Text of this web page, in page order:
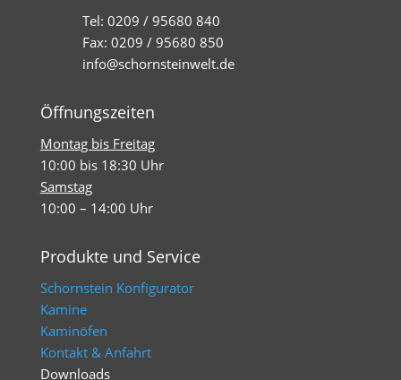
Tel: 0209 / 95680 840
Fax: 0209 / 95680 850
info@schornsteinwelt.de
Öffnungszeiten
Montag bis Freitag
10:00 bis 18:30 Uhr
Samstag
10:00 – 14:00 Uhr
Produkte und Service
Schornstein Konfigurator
Kamine
Kaminöfen
Kontakt & Anfahrt
Downloads